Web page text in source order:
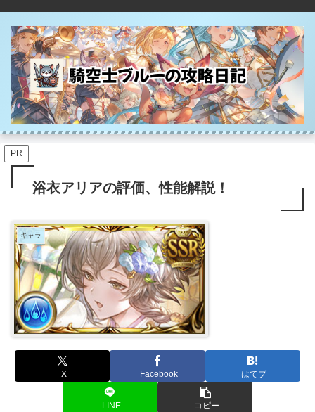
PR
浴衣アリアの評価、性能解説！
キャラ
X Facebook はてブ
LINE コピー